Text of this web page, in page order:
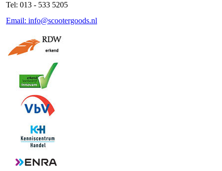
Tel: 013 - 533 5205
Email: info@scootergoods.nl